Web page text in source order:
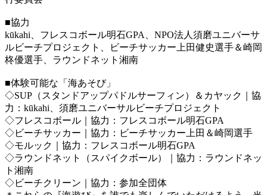
■協力
kūkahi、フレスコボール明石GPA、NPO法人須磨ユニバーサ
ルビーチプロジェクト、ビーチサッカー上田健史選手＆崎岡
柊優選手、ラウンドネット湘南
■体験可能な「海あそび」
◇SUP（スタンドアップパドルサーフィン）＆カヤック｜協
力：kūkahi、須磨ユニバーサルビーチプロジェクト
◇フレスコボール｜協力：フレスコボール明石GPA
◇ビーチサッカー｜協力：ビーチサッカー上田＆崎岡選手
◇モルック｜協力：フレスコボール明石GPA
◇ラウンドネット（スパイクボール）｜協力：ラウンドネッ
ト湘南
◇ビーチクリーン｜協力：参加全団体